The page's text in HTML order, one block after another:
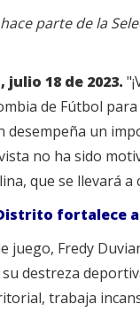
hace parte de la
julio 18 de 2023.
de Fútbol
desempeña un
no ha sido
que se llevará
fortalece
juego, Fredy
destreza
trabaja